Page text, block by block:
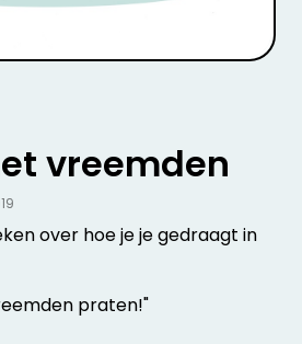
vreemden
over hoe je je gedraagt in
praten!"